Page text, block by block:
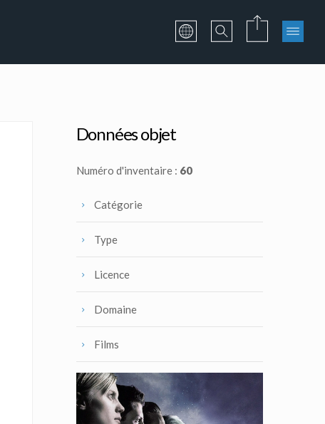
Données objet
Numéro d'inventaire : 60
Catégorie
Type
Licence
Domaine
Films